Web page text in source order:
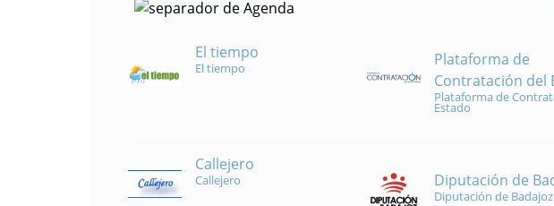
El tiempo
El tiempo
Plataforma de
Contratación del
Plataforma de
Estado
Callejero
Callejero Diputación de
Diputación de Badajoz